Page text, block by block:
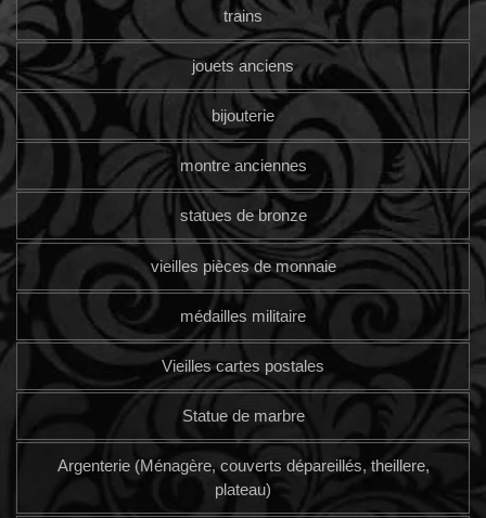
trains
jouets anciens
bijouterie
montre anciennes
statues de bronze
vieilles pièces de monnaie
médailles militaire
Vieilles cartes postales
Statue de marbre
Argenterie (Ménagère, couverts dépareillés, theillere,
plateau)